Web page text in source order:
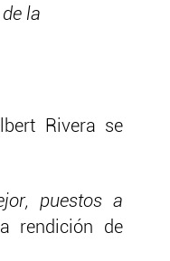
la
Rivera se
puestos a
rendición de